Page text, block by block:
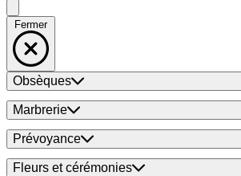
Fermer
Obsèques
Marbrerie
Prévoyance
Fleurs et cérémonies